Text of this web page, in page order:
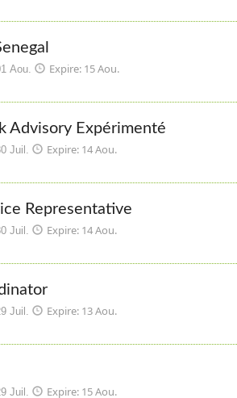
Aou. Expire: 15 Aou.
Advisory Expérimenté
Juil. Expire: 14 Aou.
Representative
Juil. Expire: 14 Aou.
Juil. Expire: 13 Aou.
Juil. Expire: 15 Aou.